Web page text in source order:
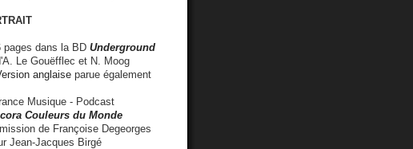
dans la BD Underground
Le Gouëfflec et N. Moog
anglaise parue également
Musique - Podcast
Couleurs du Monde
de Françoise Degeorges
Jean-Jacques Birgé